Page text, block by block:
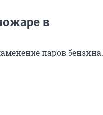
в
паров бензина.